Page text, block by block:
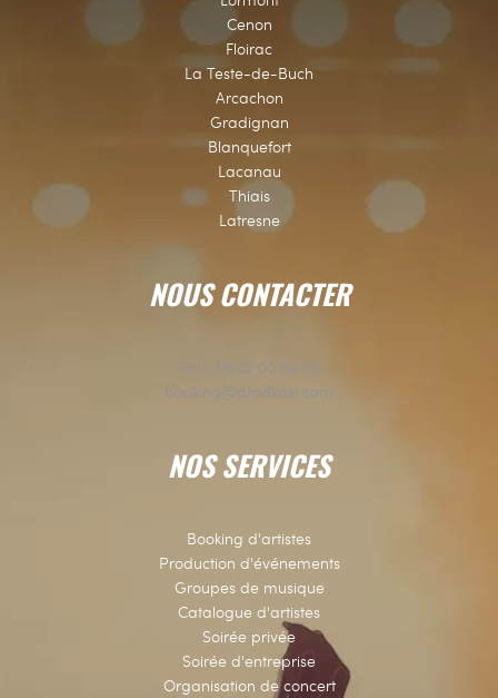
Cenon
Floirac
La Teste-de-Buch
Arcachon
Gradignan
Blanquefort
Lacanau
Thiais
Latresne
NOUS CONTACTER
Tél. : 06 32 00 69 28
booking@prodkast.com
NOS SERVICES
Booking d'artistes
Production d'événements
Groupes de musique
Catalogue d'artistes
Soirée privée
Soirée d'entreprise
Organisation de concert